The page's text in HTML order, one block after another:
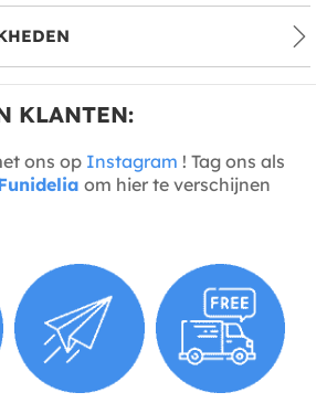
KLANTEN:
ons op Instagram ! Tag ons als
om hier te verschijnen